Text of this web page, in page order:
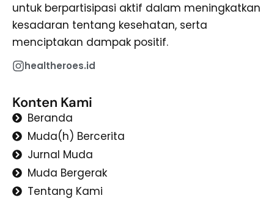
untuk berpartisipasi aktif dalam meningkatkan
kesadaran tentang kesehatan, serta
menciptakan dampak positif.
healtheroes.id
Konten Kami
Beranda
Muda(h) Bercerita
Jurnal Muda
Muda Bergerak
Tentang Kami